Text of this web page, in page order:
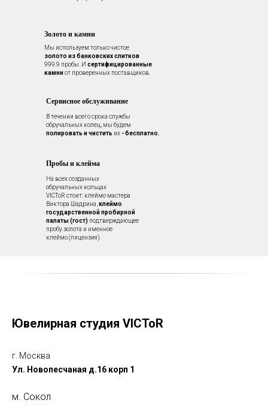
Мы используем только чистое
золото из банковских слитков
999.9 пробы. И сертифицированные
камниот проверенных поставщиков.
Золото и камни
Сервисное обслуживание
В течении всего срока службы
обручальных колец, мы будем
полировать и чистить их - бесплатно.
Пробы и клейма
На всех созданных
обручальных кольцах
VICToR стоит: клеймо мастера
Виктора Шадрина,клеймо
государственной пробирной
палаты (гост) подтверждающее
пробу золота и именное
клеймо (лицензия).
Ювелирная студия VICToR
г. Москва
Ул. Новопесчаная д.16 корп 1
м. Сокол